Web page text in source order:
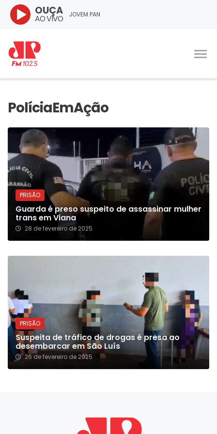
JOVEM PAN
OUÇA
AO VIVO
PRISÃO
Guarda é preso suspeito de assassinar mulher
trans em Viana
28 de fevereiro de 2025
PRISÃO
Suspeita de tráfico de drogas é presa ao
desembarcar em São Luís
26 de fevereiro de 2025